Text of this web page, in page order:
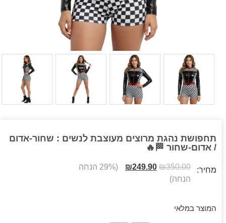
תחפושת נהגת מרוצים מעוצבת לנשים : שחור-אדום
/ אדום-שחור 🏁🔥
מחיר: ₪350.00
₪249.90
(29% הנחה
הנחה)
המוצר במלאי